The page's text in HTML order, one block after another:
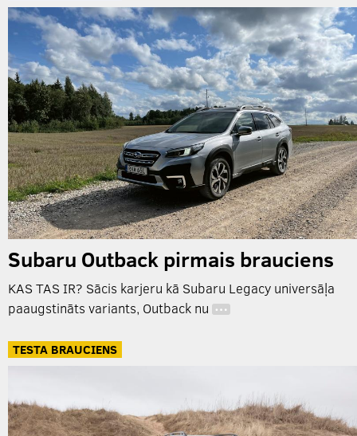
Subaru Outback pirmais brauciens
KAS TAS IR? Sācis karjeru kā Subaru Legacy universāļa
paaugstināts variants, Outback nu …
TESTA BRAUCIENS